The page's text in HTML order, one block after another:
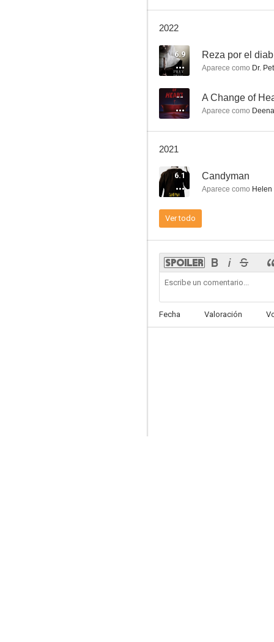
7.1
6.7
2022
6.9 Reza por el
Aparece como Dr.
-- A Change of
Aparece como Deena
2021
6.1 Candyman
Aparece como
Ver todo
Fecha Valoración